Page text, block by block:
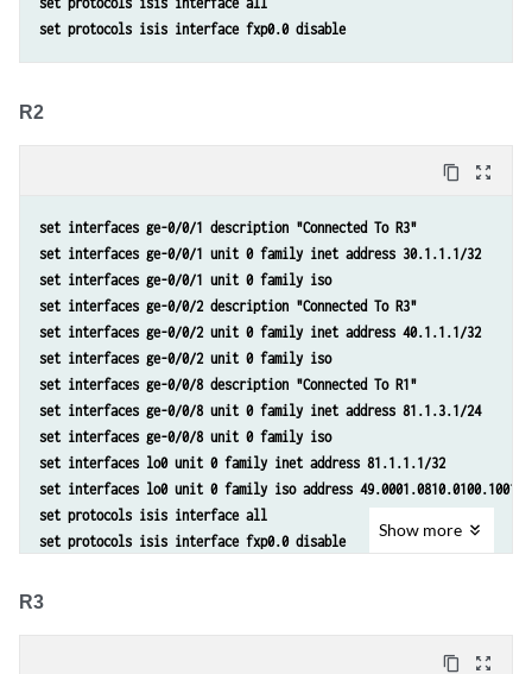
set protocols isis interface fxp0.0 disable
R2
content_copy zoom_out_map
set interfaces ge-0/0/1 description "Connected To R3"
set interfaces ge-0/0/1 unit 0 family inet address 30.1.1.1/32
set interfaces ge-0/0/1 unit 0 family iso
set interfaces ge-0/0/2 description "Connected To R3"
set interfaces ge-0/0/2 unit 0 family inet address 40.1.1.1/32
set interfaces ge-0/0/2 unit 0 family iso
set interfaces ge-0/0/8 description "Connected To R1"
set interfaces ge-0/0/8 unit 0 family inet address 81.1.3.1/24
set interfaces ge-0/0/8 unit 0 family iso
set interfaces lo0 unit 0 family inet address 81.1.1.1/32
set interfaces lo0 unit 0 family iso address
set protocols isis interface all
set protocols isis interface fxp0.0 disable
Show more
R3
content_copy zoom_out_map